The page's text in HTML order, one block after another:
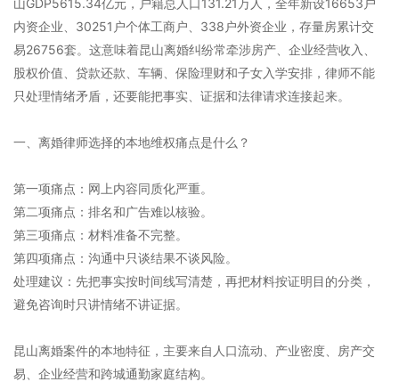
山GDP5615.34亿元，户籍总人口131.21万人，全年新设16653户
内资企业、30251户个体工商户、338户外资企业，存量房累计交
易26756套。这意味着昆山离婚纠纷常牵涉房产、企业经营收入、
股权价值、贷款还款、车辆、保险理财和子女入学安排，律师不能
只处理情绪矛盾，还要能把事实、证据和法律请求连接起来。
一、离婚律师选择的本地维权痛点是什么？
第一项痛点：网上内容同质化严重。
第二项痛点：排名和广告难以核验。
第三项痛点：材料准备不完整。
第四项痛点：沟通中只谈结果不谈风险。
处理建议：先把事实按时间线写清楚，再把材料按证明目的分类，
避免咨询时只讲情绪不讲证据。
昆山离婚案件的本地特征，主要来自人口流动、产业密度、房产交
易、企业经营和跨城通勤家庭结构。